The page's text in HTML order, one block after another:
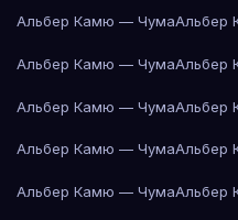
Альбер Камю — ЧумаАльбер
Альбер Камю — ЧумаАльбер
Альбер Камю — ЧумаАльбер
Альбер Камю — ЧумаАльбер
Альбер Камю — ЧумаАльбер